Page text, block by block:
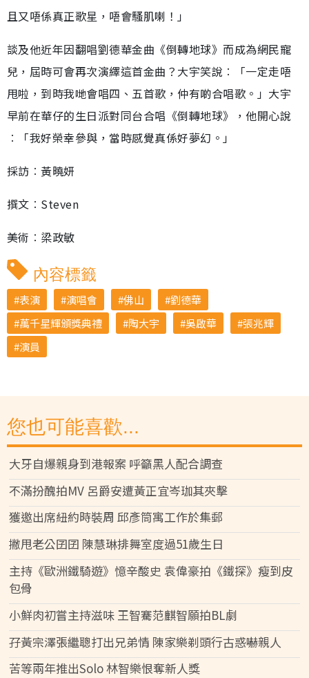
且又唔係真正歌星，唔會騷肌喇！」
談及他近年因翻唱劉德華金曲《倒轉地球》而成為網民寵
兒，屆時可會再次演繹這首金曲？大宇笑說︰「一定走唔
甩啦，到時我哋會唱四、五首歌，仲有啲合唱歌。」大宇
早前在華仔的生日派對同台合唱《倒轉地球》，他開心說
︰「我好榮幸參與，當時感覺真係好夢幻。」
採訪︰黃曉妍
撰文︰Steven
美術︰梁政敏
內容標籤
表演 演唱會 佛山
劉德華
萬千星輝頒獎典禮
陶大宇 吳啟華
張兆輝
演員
您也可能喜歡...
大牙自爆親身到港報案 呼籲黑人配合調查
不滿扮醜拍MV 呂爵安遭黃正宜岑珈其夾擊
獲邀出席紐約時裝周 邱彥筒寓工作於集郵
撇甩老公囝囝 陳慧琳排舞室度過51歲生日
主持《歐洲鐵騎遊》憶辛酸史 袁偉豪拍《鐵探》瘦到皮
包骨
小鮮肉初嘗主持滋味 王智騫范麒智願拍BL劇
孖黃宗澤張繼聰打出兄弟情 陳家樂剃頭行古惑嚇親人
苦等兩年推出Solo 林智樂恨奪新人獎